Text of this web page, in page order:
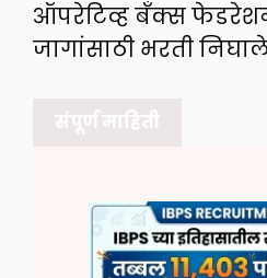
ऑपरेटिव्ह बँक्स
जागांसाठी भरती
संपूर्ण माहिती